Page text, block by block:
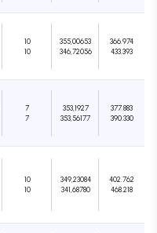
10
10
355,00653
346,72056
366.974
433.393
7
7
353,1927
353,56177
377.883
390.330
10
10
349,23084
341,68780
402.762
468.218